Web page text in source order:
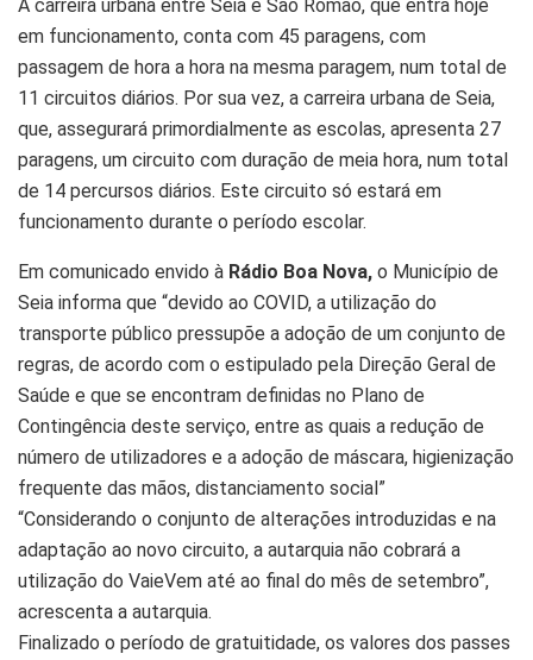
A carreira urbana entre Seia e São Romão, que entra hoje
em funcionamento, conta com 45 paragens, com
passagem de hora a hora na mesma paragem, num total de
11 circuitos diários. Por sua vez, a carreira urbana de Seia,
que, assegurará primordialmente as escolas, apresenta 27
paragens, um circuito com duração de meia hora, num total
de 14 percursos diários. Este circuito só estará em
funcionamento durante o período escolar.
Em comunicado envido à Rádio Boa Nova, o Município de
Seia informa que “devido ao COVID, a utilização do
transporte público pressupõe a adoção de um conjunto de
regras, de acordo com o estipulado pela Direção Geral de
Saúde e que se encontram definidas no Plano de
Contingência deste serviço, entre as quais a redução de
número de utilizadores e a adoção de máscara, higienização
frequente das mãos, distanciamento social”
“Considerando o conjunto de alterações introduzidas e na
adaptação ao novo circuito, a autarquia não cobrará a
utilização do VaieVem até ao final do mês de setembro”,
acrescenta a autarquia.
Finalizado o período de gratuitidade, os valores dos passes